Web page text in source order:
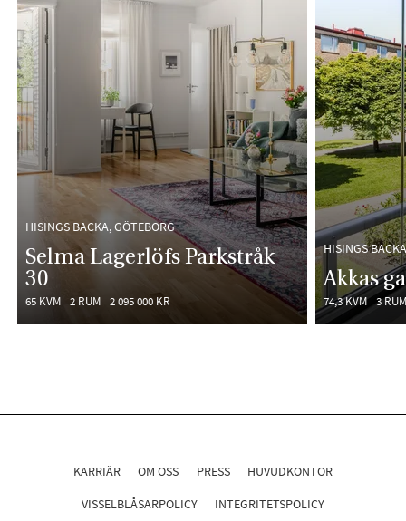
HISINGS BACKA, GÖTEBORG
Selma Lagerlöfs Parkstråk
30
65 KVM 2 RUM 2 095 000 KR
HISINGS
Akkas
74,3 KVM 3 RUM
KARRIÄR OM OSS PRESS HUVUDKONTOR
VISSELBLÅSARPOLICY INTEGRITETSPOLICY